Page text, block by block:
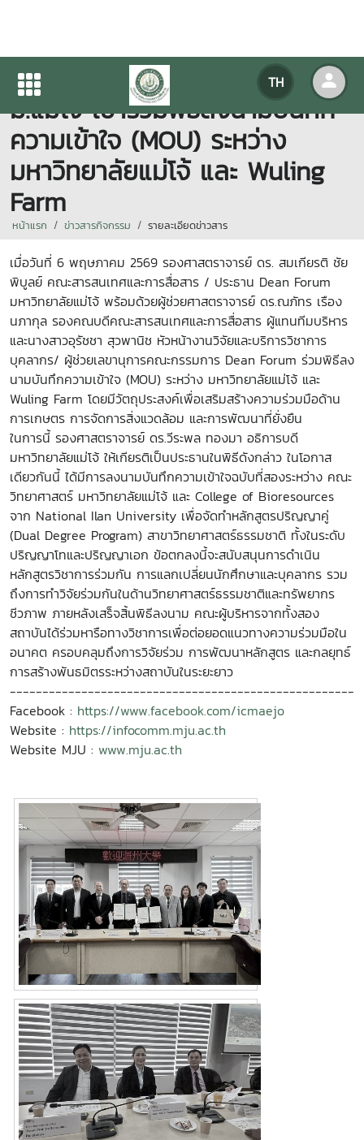
TH
คณะสารสนเทศและการสื่อสาร
ม.แม่โจ้ เข้าร่วมพิธีลงนามบันทึก
ความเข้าใจ (MOU) ระหว่าง
มหาวิทยาลัยแม่โจ้ และ Wuling
Farm
หน้าแรก ข่าวสารกิจกรรม รายละเอียดข่าวสาร
เมื่อวันที่ 6 พฤษภาคม 2569 รองศาสตราจารย์ ดร. สมเกียรติ ชัย
พิบูลย์ คณะสารสนเทศและการสื่อสาร / ประธาน Dean Forum
มหาวิทยาลัยแม่โจ้ พร้อมด้วยผู้ช่วยศาสตราจารย์ ดร.ณภัทร เรือง
นภากุล รองคณบดีคณะสารสนเทศและการสื่อสาร ผู้แทนทีมบริหาร
และนางสาวอุรัชชา สุวพานิช หัวหน้างานวิจัยและบริการวิชาการ
บุคลากร/ ผู้ช่วยเลขานุการคณะกรรมการ Dean Forum ร่วมพิธีลง
นามบันทึกความเข้าใจ (MOU) ระหว่าง มหาวิทยาลัยแม่โจ้ และ
Wuling Farm โดยมีวัตถุประสงค์เพื่อเสริมสร้างความร่วมมือด้าน
การเกษตร การจัดการสิ่งแวดล้อม และการพัฒนาที่ยั่งยืน
ในการนี้ รองศาสตราจารย์ ดร.วีระพล ทองมา อธิการบดี
มหาวิทยาลัยแม่โจ้ ให้เกียรติเป็นประธานในพิธีดังกล่าว ในโอกาส
เดียวกันนี้ ได้มีการลงนามบันทึกความเข้าใจฉบับที่สองระหว่าง คณะ
วิทยาศาสตร์ มหาวิทยาลัยแม่โจ้ และ College of Bioresources
จาก National Ilan University เพื่อจัดทำหลักสูตรปริญญาคู่
(Dual Degree Program) สาขาวิทยาศาสตร์ธรรมชาติ ทั้งในระดับ
ปริญญาโทและปริญญาเอก ข้อตกลงนี้จะสนับสนุนการดำเนิน
หลักสูตรวิชาการร่วมกัน การแลกเปลี่ยนนักศึกษาและบุคลากร รวม
ถึงการทำวิจัยร่วมกันในด้านวิทยาศาสตร์ธรรมชาติและทรัพยากร
ชีวภาพ ภายหลังเสร็จสิ้นพิธีลงนาม คณะผู้บริหารจากทั้งสอง
สถาบันได้ร่วมหารือทางวิชาการเพื่อต่อยอดแนวทางความร่วมมือใน
อนาคต ครอบคลุมถึงการวิจัยร่วม การพัฒนาหลักสูตร และกลยุทธ์
การสร้างพันธมิตรระหว่างสถาบันในระยะยาว
-----------------------------------------------------
Facebook : https://www.facebook.com/icmaejo
Website : https://infocomm.mju.ac.th
Website MJU : www.mju.ac.th